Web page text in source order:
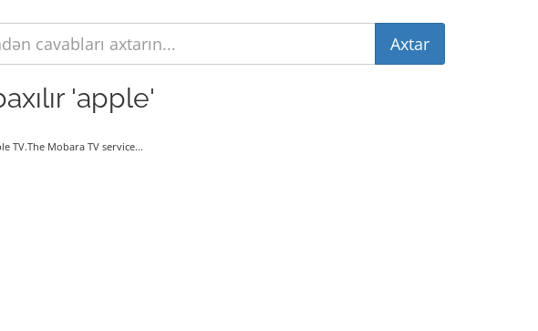
'apple'
Mobara TV service...